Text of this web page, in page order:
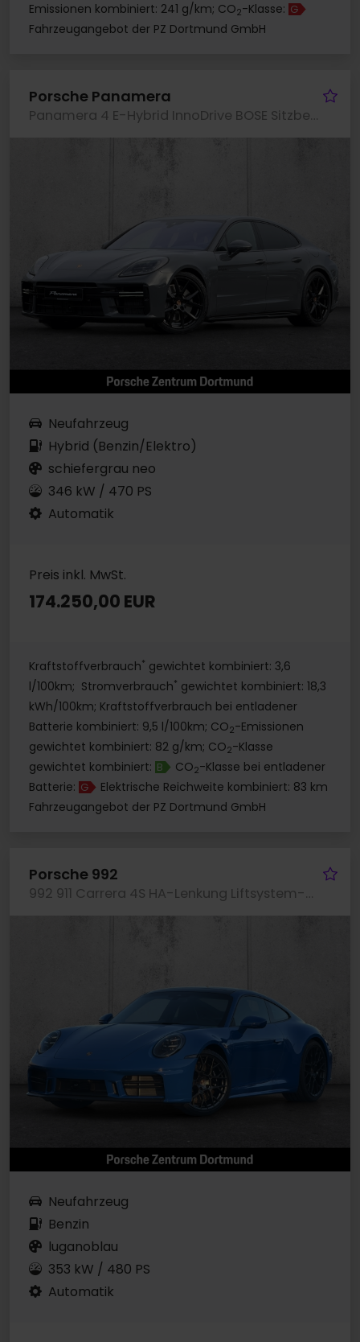
Emissionen kombiniert: 241 g/km; CO2-Klasse: G
Fahrzeugangebot der PZ Dortmund GmbH
Porsche Panamera
Panamera 4 E-Hybrid InnoDrive BOSE Sitzbelüftung
Neufahrzeug
Hybrid (Benzin/Elektro)
schiefergrau neo
346 kW / 470 PS
Automatik
Preis inkl. MwSt.
174.250,00 EUR
Kraftstoffverbrauch* gewichtet kombiniert: 3,6
l/100km; Stromverbrauch* gewichtet kombiniert: 18,3
kWh/100km; Kraftstoffverbrauch bei entladener
Batterie kombiniert: 9,5 l/100km; CO2-Emissionen
gewichtet kombiniert: 82 g/km; CO2-Klasse
gewichtet kombiniert: B CO2-Klasse bei entladener
Batterie: G
Elektrische Reichweite kombiniert: 83 km
Fahrzeugangebot der PZ Dortmund GmbH
Porsche 992
992 911 Carrera 4S HA-Lenkung Liftsystem-VA BOSE
Neufahrzeug
Benzin
luganoblau
353 kW / 480 PS
Automatik